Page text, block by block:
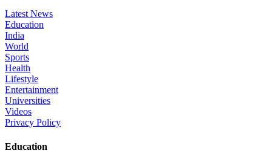
Latest News
Education
India
World
Sports
Health
Lifestyle
Entertainment
Universities
Videos
Privacy Policy
Education